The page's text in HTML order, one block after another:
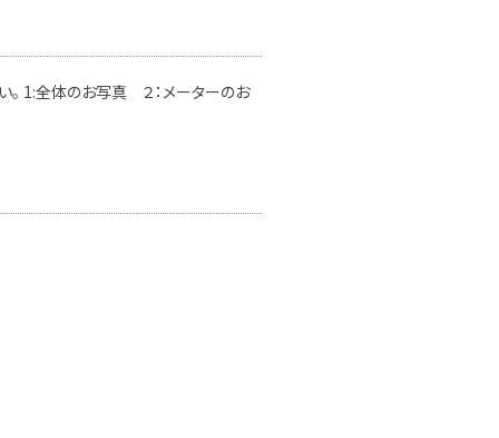
1:全体のお写真 ２：メーターのお